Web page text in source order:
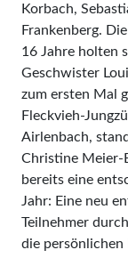
Korbach,
Frankenberg.
16 Jahre holten
Geschwister
zum ersten Mal
Fleckvieh-
Airlenbach,
Christine Meier-
bereits eine
Jahr: Eine neu
Teilnehmer
die persönlichen